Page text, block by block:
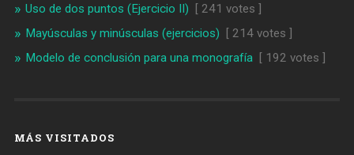
Uso de dos puntos (Ejercicio II) [ 241 votes ]
Mayúsculas y minúsculas (ejercicios) [ 214 votes ]
Modelo de conclusión para una monografía[ 192 votes ]
MÁS VISITADOS